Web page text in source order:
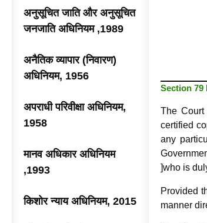
अनुसूचित जाति और अनुसूचित
जनजाति अधिनियम ,1989
अनैतिक व्यापार (निवारण)
अधिनियम, 1956
अपराधी परिवीक्षा अधिनियम,
1958
मानव अधिकार अधिनियम
,1993
किशोर न्याय अधिनियम, 2015
Section
The
certified
any
]who is
Provided
manner